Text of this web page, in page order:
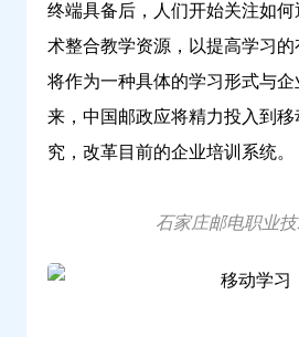
终端具备后，人们开始关注如
术整合教学资源，以提高学习
将作为一种具体的学习形式与
来，中国邮政应将精力投入到
究，改革目前的企业培训系统。
石家庄邮电职业